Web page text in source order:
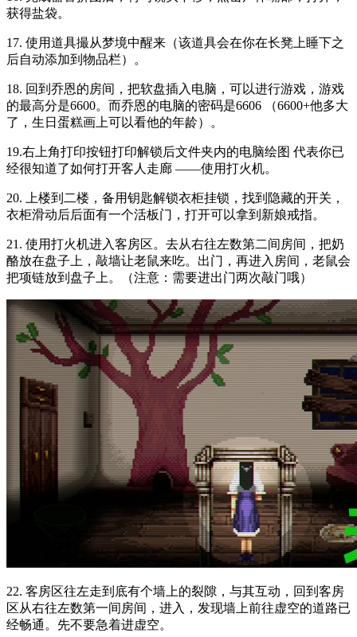
获得盐袋。
17. 使用道具撮从梦境中醒来（该道具会在你在长凳上睡下之
后自动添加到物品栏）。
18. 回到乔恩的房间，把软盘插入电脑，可以进行游戏，游戏
的最高分是6600。而乔恩的电脑的密码是6606 （6600+他多大
了，生日蛋糕画上可以看他的年龄）。
19.右上角打印按钮打印解锁后文件夹内的电脑绘图 代表你已
经很知道了如何打开客人走廊 ——使用打火机。
20. 上楼到二楼，备用钥匙解锁衣柜挂锁，找到隐藏的开关，
衣柜滑动后后面有一个活板门，打开可以拿到新娘戒指。
21. 使用打火机进入客房区。去从右往左数第二间房间，把奶
酪放在盘子上，敲墙让老鼠来吃。出门，再进入房间，老鼠会
把项链放到盘子上。（注意：需要进出门两次敲门哦）
22. 客房区往左走到底有个墙上的裂隙，与其互动，回到客房
区从右往左数第一间房间，进入，发现墙上前往虚空的道路已
经畅通。先不要急着进虚空。